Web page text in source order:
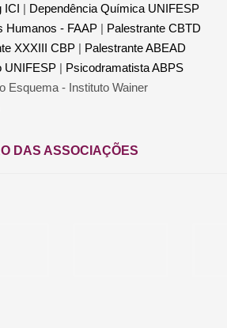
ICI | Dependência Química UNIFESP
Humanos - FAAP | Palestrante CBTD
XXXIII CBP | Palestrante ABEAD
UNIFESP | Psicodramatista ABPS
Esquema - Instituto Wainer
DAS ASSOCIAÇÕES